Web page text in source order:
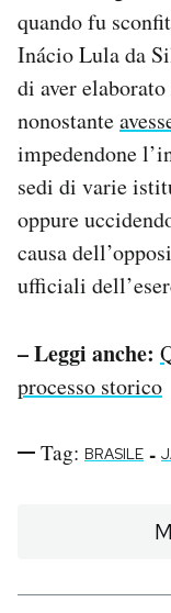
quando fu
Inácio Lula da
di aver
nonostante
impedendone
sedi di varie
oppure
causa
ufficiali
– Leggi anche:
processo storico
Tag: BRASILE -